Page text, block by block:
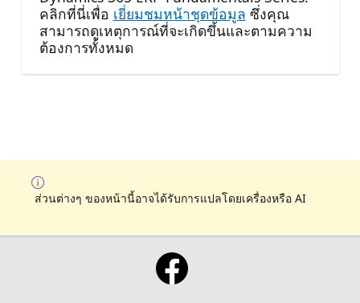
คลิกที่นี่เพื่อ เยี่ยมชมหน้าชุดข้อมูล ซึ่งคุณ
สามารถดูเหตุการณ์ที่จะเกิดขึ้นและตามความ
ต้องการทั้งหมด
ส่วนต่างๆ ของหน้านี้อาจได้รับการแปลโดยเครื่องหรือ AI